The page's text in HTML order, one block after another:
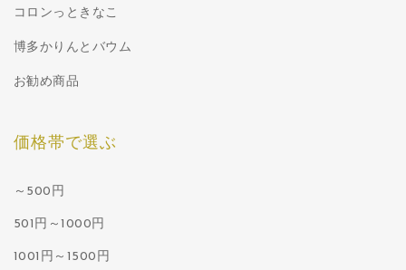
コロンっときなこ
博多かりんとバウム
お勧め商品
価格帯で選ぶ
～500円
501円～1000円
1001円～1500円